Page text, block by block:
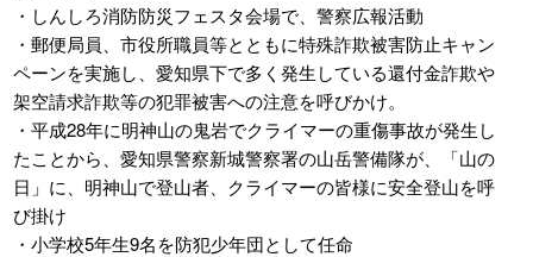
・しんしろ消防防災フェスタ会場で、警察広報活動
・郵便局員、市役所職員等とともに特殊詐欺被害防止キャン
ペーンを実施し、愛知県下で多く発生している還付金詐欺や
架空請求詐欺等の犯罪被害への注意を呼びかけ。
・平成28年に明神山の鬼岩でクライマーの重傷事故が発生し
たことから、愛知県警察新城警察署の山岳警備隊が、「山の
日」に、明神山で登山者、クライマーの皆様に安全登山を呼
び掛け
・小学校5年生9名を防犯少年団として任命